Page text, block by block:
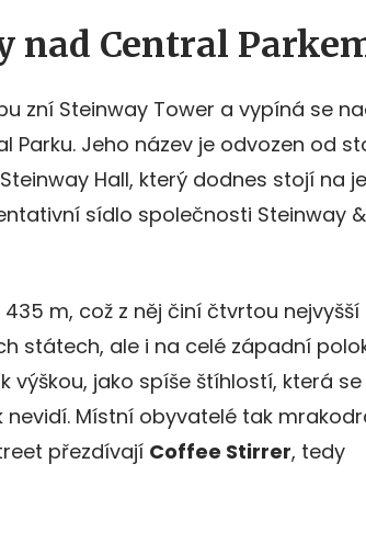
nad Central
zní Steinway Tower a vypíná se
Parku. Jeho název je odvozen od
Hall, který dodnes stojí na
sídlo společnosti Steinway
m, což z něj činí čtvrtou nejvyšší
státech, ale i na celé západní
výškou, jako spíše štíhlostí, která
Místní obyvatelé tak
přezdívají Coffee Stirrer, tedy